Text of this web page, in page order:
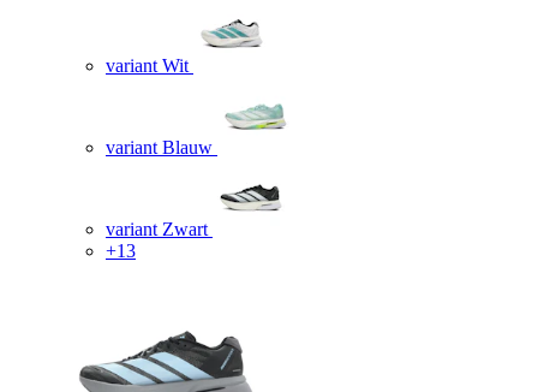
variant Wit
variant Blauw
variant Zwart
+13